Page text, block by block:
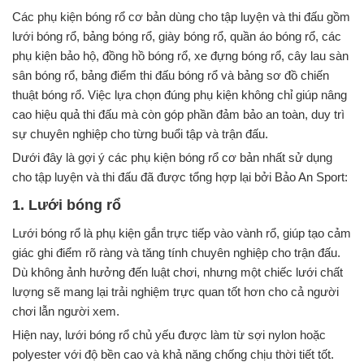
Các phụ kiện bóng rổ cơ bản dùng cho tập luyện và thi đấu gồm
lưới bóng rổ, bảng bóng rổ, giày bóng rổ, quần áo bóng rổ, các
phụ kiện bảo hộ, đồng hồ bóng rổ, xe đựng bóng rổ, cây lau sàn
sân bóng rổ, bảng điểm thi đấu bóng rổ và bảng sơ đồ chiến
thuật bóng rổ. Việc lựa chọn đúng phụ kiện không chỉ giúp nâng
cao hiệu quả thi đấu mà còn góp phần đảm bảo an toàn, duy trì
sự chuyên nghiệp cho từng buổi tập và trận đấu.
Dưới đây là gợi ý các phụ kiện bóng rổ cơ bản nhất sử dụng
cho tập luyện và thi đấu đã được tổng hợp lại bởi Bảo An Sport:
1. Lưới bóng rổ
Lưới bóng rổ là phụ kiện gắn trực tiếp vào vành rổ, giúp tạo cảm
giác ghi điểm rõ ràng và tăng tính chuyên nghiệp cho trận đấu.
Dù không ảnh hưởng đến luật chơi, nhưng một chiếc lưới chất
lượng sẽ mang lại trải nghiệm trực quan tốt hơn cho cả người
chơi lẫn người xem.
Hiện nay, lưới bóng rổ chủ yếu được làm từ sợi nylon hoặc
polyester với độ bền cao và khả năng chống chịu thời tiết tốt.